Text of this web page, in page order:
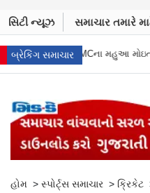
સિટી ન્યૂઝ સમાચાર તમારે
બ્રેકિંગ સમાચારસુપ્રીમ કોર્ટનો ઝટકો
હોમ > સ્પોર્ટ્સ સમાચાર > ક્રિકેટ